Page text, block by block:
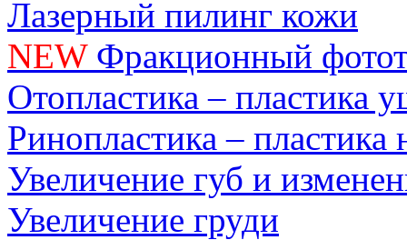
Лазерный пилинг кожи
NEWФракционный
Отопластика – пластика
Ринопластика – пластика
Увеличение губ и
Увеличение груди